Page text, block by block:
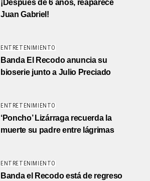
¡Después de 6 años, reaparece
Juan Gabriel!
ENTRETENIMIENTO
Banda El Recodo anuncia su
bioserie junto a Julio Preciado
ENTRETENIMIENTO
‘Poncho’ Lizárraga recuerda la
muerte su padre entre lágrimas
ENTRETENIMIENTO
Banda el Recodo está de regreso